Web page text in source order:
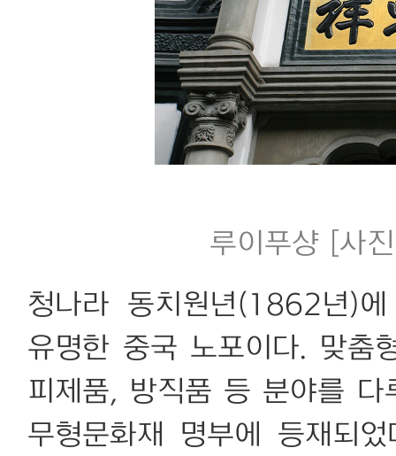
루이푸샹 [사
청나라 동치원년(1862년)
유명한 중국 노포이다. 맞춤
피제품, 방직품 등 분야를
무형문화재 명부에 등재되